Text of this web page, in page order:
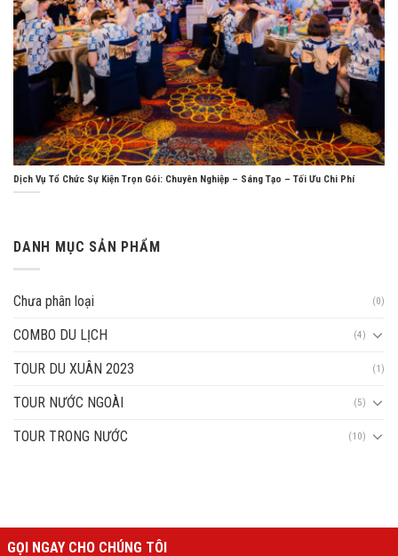
Dịch Vụ Tổ Chức Sự Kiện Trọn Gói: Chuyên Nghiệp – Sáng Tạo – Tối Ưu Chi Phí
DANH MỤC SẢN PHẨM
Chưa phân loại (0)
COMBO DU LỊCH (4)
TOUR DU XUÂN 2023 (1)
TOUR NƯỚC NGOÀI (5)
TOUR TRONG NƯỚC (10)
GỌI NGAY CHO CHÚNG TÔI